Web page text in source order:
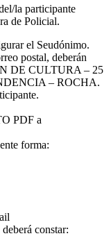
la participante
de Policial.
el Seudónimo.
postal, deberán
DE CULTURA – 25
– ROCHA.
PDF a
forma:
constar: